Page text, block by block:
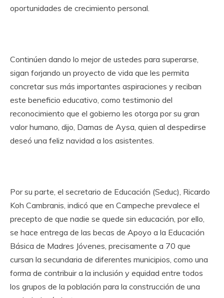
oportunidades de crecimiento personal.
Continúen dando lo mejor de ustedes para superarse,
sigan forjando un proyecto de vida que les permita
concretar sus más importantes aspiraciones y reciban
este beneficio educativo, como testimonio del
reconocimiento que el gobierno les otorga por su gran
valor humano, dijo, Damas de Aysa, quien al despedirse
deseó una feliz navidad a los asistentes.
Por su parte, el secretario de Educación (Seduc), Ricardo
Koh Cambranis, indicó que en Campeche prevalece el
precepto de que nadie se quede sin educación, por ello,
se hace entrega de las becas de Apoyo a la Educación
Básica de Madres Jóvenes, precisamente a 70 que
cursan la secundaria de diferentes municipios, como una
forma de contribuir a la inclusión y equidad entre todos
los grupos de la población para la construcción de una